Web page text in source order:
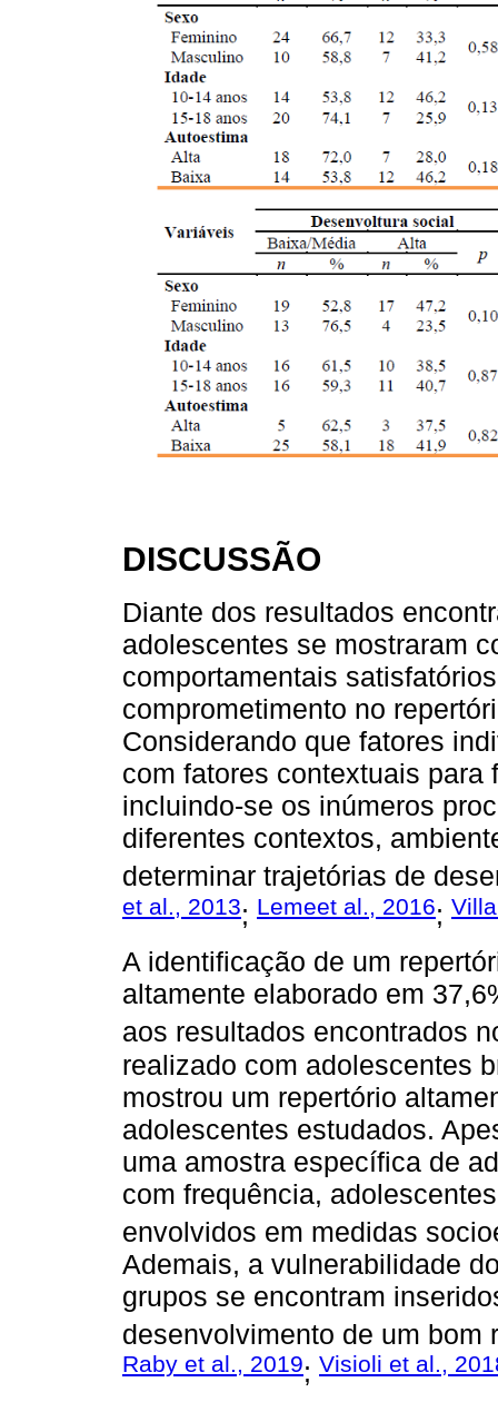
DISCUSSÃO
Diante dos resultados
adolescentes se mostraram
comportamentais
comprometimento no
Considerando que fatores
com fatores contextuais para
incluindo-se os inúmeros
diferentes contextos,
determinar trajetórias de
et al., 2013; Lemeet al., 2016;
A identificação de um
altamente elaborado em
aos resultados encontrados
realizado com adolescentes
mostrou um repertório
adolescentes estudados.
uma amostra específica de
com frequência,
envolvidos em medidas
Ademais, a vulnerabilidade
grupos se encontram
desenvolvimento de um bom
Raby et al., 2019; Visioli et al.,